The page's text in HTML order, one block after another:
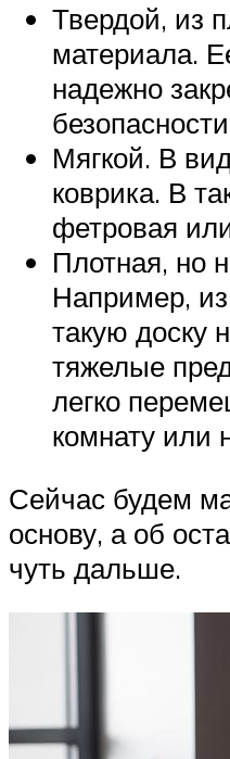
Твердой, из
материала.
надежно
Мягкой. В
коврика. В
фетровая
Плотная, но
Например,
такую доску
тяжелые
легко
комнату или
Сейчас будем
основу, а об
чуть дальше.